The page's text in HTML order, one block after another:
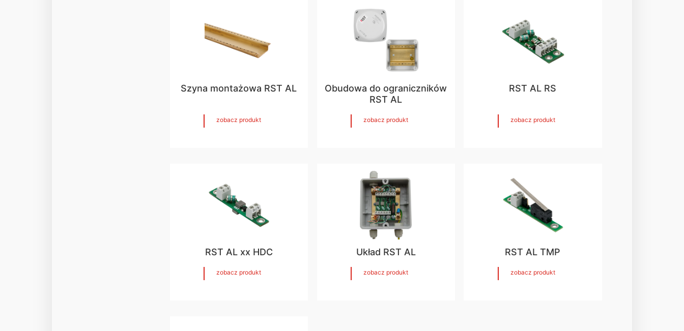
Szyna montażowa RST AL
zobacz produkt
Obudowa do ograniczników
RST AL
zobacz produkt
RST AL RS
zobacz produkt
RST AL xx HDC
zobacz produkt
Układ RST AL
zobacz produkt
RST AL TMP
zobacz produkt